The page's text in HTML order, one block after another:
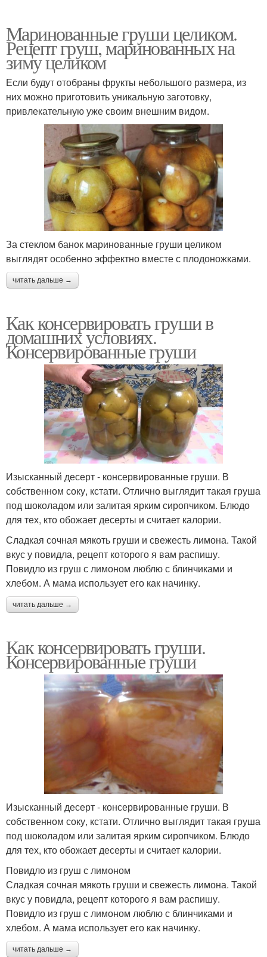
Маринованные груши целиком.
Рецепт груш, маринованных на
зиму целиком
Если будут отобраны фрукты небольшого размера, из
них можно приготовить уникальную заготовку,
привлекательную уже своим внешним видом.
За стеклом банок маринованные груши целиком
выглядят особенно эффектно вместе с плодоножками.
читать дальше →
Как консервировать груши в
домашних условиях.
Консервированные груши
Изысканный десерт - консервированные груши. В
собственном соку, кстати. Отлично выглядит такая груша
под шоколадом или залитая ярким сиропчиком. Блюдо
для тех, кто обожает десерты и считает калории.
Сладкая сочная мякоть груши и свежесть лимона. Такой
вкус у повидла, рецепт которого я вам распишу.
Повидло из груш с лимоном люблю с блинчиками и
хлебом. А мама использует его как начинку.
читать дальше →
Как консервировать груши.
Консервированные груши
Изысканный десерт - консервированные груши. В
собственном соку, кстати. Отлично выглядит такая груша
под шоколадом или залитая ярким сиропчиком. Блюдо
для тех, кто обожает десерты и считает калории.
Повидло из груш с лимоном
Сладкая сочная мякоть груши и свежесть лимона. Такой
вкус у повидла, рецепт которого я вам распишу.
Повидло из груш с лимоном люблю с блинчиками и
хлебом. А мама использует его как начинку.
читать дальше →